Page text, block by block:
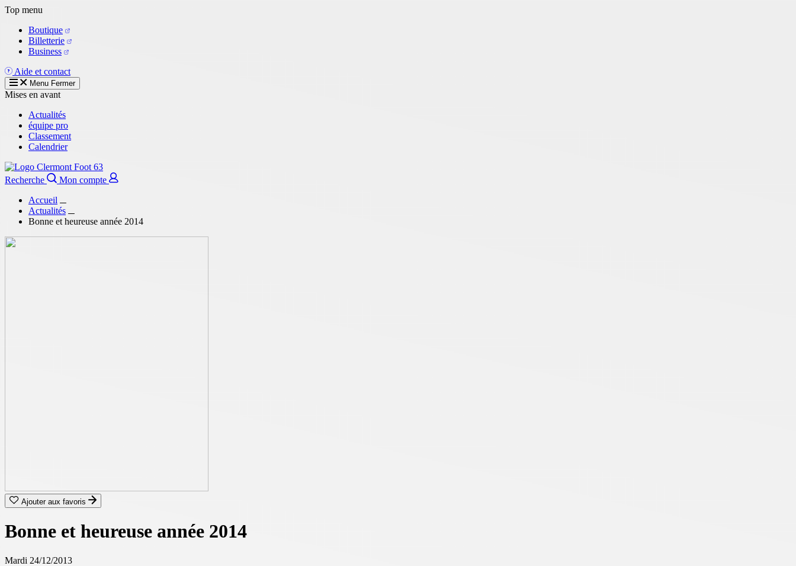
Aller
contenu
principal
Top menu
Boutique
Billetterie
Business
Aide et contact
Menu Fermer
Mises en avant
Actualités
équipe pro
Classement
Calendrier
Recherche
Mon compte
Accueil
Actualités
Bonne et heureuse année 2014
Ajouter aux favoris
Bonne et heureuse année 2014
Mardi 24/12/2013